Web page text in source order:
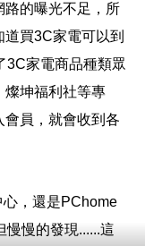
路的曝光不足，所
買3C家電可以到
3C家電商品種類眾
燦坤福利社等專
會員，就會收到各
，還是PChome
慢的發現......這